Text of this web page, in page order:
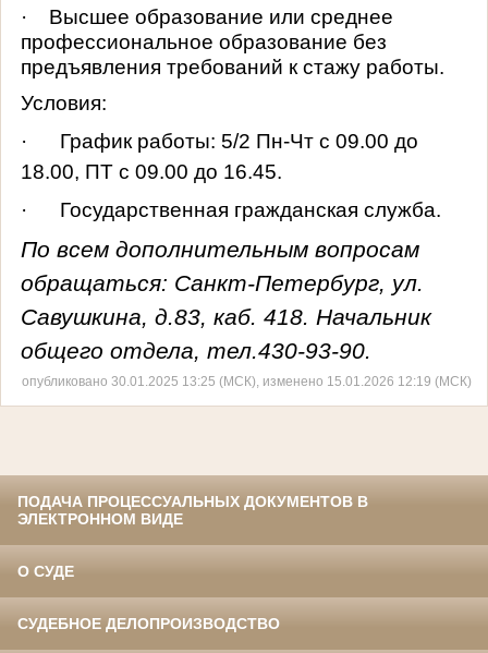
· Высшее образование или среднее
профессиональное образование без
предъявления требований к стажу работы.
Условия:
· График работы: 5/2 Пн-Чт с 09.00 до
18.00, ПТ с 09.00 до 16.45.
· Государственная гражданская служба.
По всем дополнительным вопросам
обращаться: Санкт-Петербург, ул.
Савушкина, д.83, каб. 418. Начальник
общего отдела, тел.430-93-90.
опубликовано 30.01.2025 13:25 (МСК), изменено 15.01.2026 12:19 (МСК)
ПОДАЧА ПРОЦЕССУАЛЬНЫХ ДОКУМЕНТОВ В
ЭЛЕКТРОННОМ ВИДЕ
О СУДЕ
СУДЕБНОЕ ДЕЛОПРОИЗВОДСТВО